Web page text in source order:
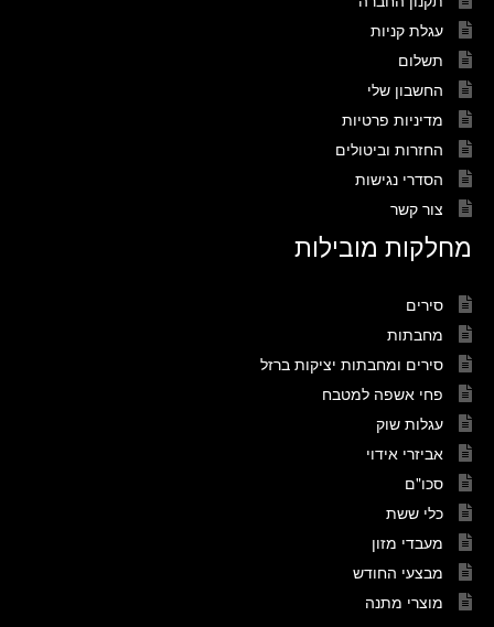
עגלת קניות
תשלום
החשבון שלי
מדיניות פרטיות
החזרות וביטולים
הסדרי נגישות
צור קשר
מחלקות מובילות
סירים
מחבתות
סירים ומחבתות יציקות ברזל
פחי אשפה למטבח
עגלות שוק
אביזרי אידוי
סכו"ם
כלי ששת
מעבדי מזון
מבצעי החודש
מוצרי מתנה